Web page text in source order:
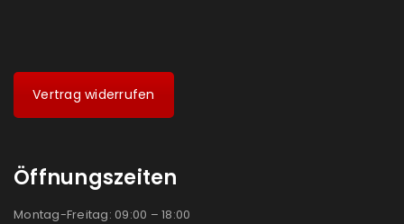
Vertrag widerrufen
Öffnungszeiten
Montag-Freitag: 09:00 – 18:00